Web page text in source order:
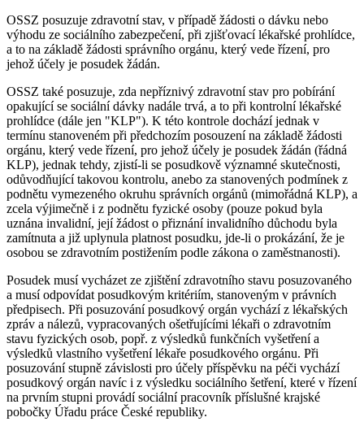
OSSZ posuzuje zdravotní stav, v případě žádosti o dávku nebo
výhodu ze sociálního zabezpečení, při zjišťovací lékařské prohlídce,
a to na základě žádosti správního orgánu, který vede řízení, pro
jehož účely je posudek žádán.
OSSZ také posuzuje, zda nepříznivý zdravotní stav pro pobírání
opakující se sociální dávky nadále trvá, a to při kontrolní lékařské
prohlídce (dále jen "KLP"). K této kontrole dochází jednak v
termínu stanoveném při předchozím posouzení na základě žádosti
orgánu, který vede řízení, pro jehož účely je posudek žádán (řádná
KLP), jednak tehdy, zjistí-li se posudkově významné skutečnosti,
odůvodňující takovou kontrolu, anebo za stanovených podmínek z
podnětu vymezeného okruhu správních orgánů (mimořádná KLP), a
zcela výjimečně i z podnětu fyzické osoby (pouze pokud byla
uznána invalidní, její žádost o přiznání invalidního důchodu byla
zamítnuta a již uplynula platnost posudku, jde-li o prokázání, že je
osobou se zdravotním postižením podle zákona o zaměstnanosti).
Posudek musí vycházet ze zjištění zdravotního stavu posuzovaného
a musí odpovídat posudkovým kritériím, stanoveným v právních
předpisech. Při posuzování posudkový orgán vychází z lékařských
zpráv a nálezů, vypracovaných ošetřujícími lékaři o zdravotním
stavu fyzických osob, popř. z výsledků funkčních vyšetření a
výsledků vlastního vyšetření lékaře posudkového orgánu. Při
posuzování stupně závislosti pro účely příspěvku na péči vychází
posudkový orgán navíc i z výsledku sociálního šetření, které v řízení
na prvním stupni provádí sociální pracovník příslušné krajské
pobočky Úřadu práce České republiky.